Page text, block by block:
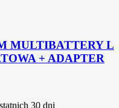
MULTIBATTERY L
+ ADAPTER
30 dni